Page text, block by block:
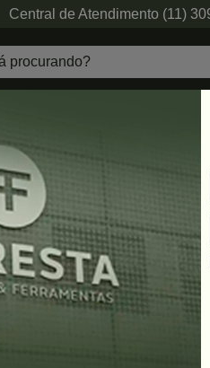
Central de Atendimento (11)